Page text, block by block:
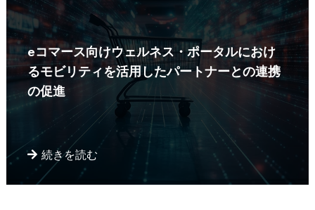
eコマース向けウェルネス・ポータルにおけ
るモビリティを活用したパートナーとの連携
の促進
続きを読む